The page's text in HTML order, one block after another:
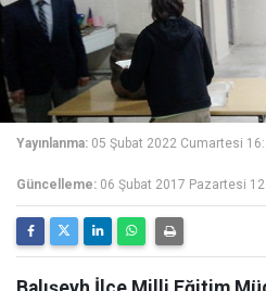
Yayınlanma: 05 Şubat 2022 Cumartesi
Güncelleme: 06 Şubat 2017 Pazartesi